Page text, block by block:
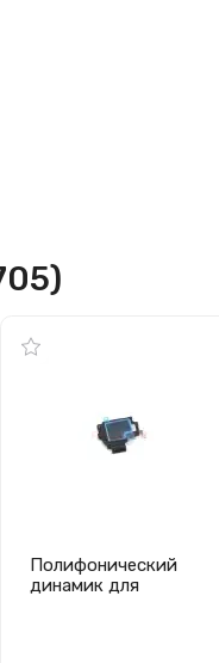
Полифонический
динамик для